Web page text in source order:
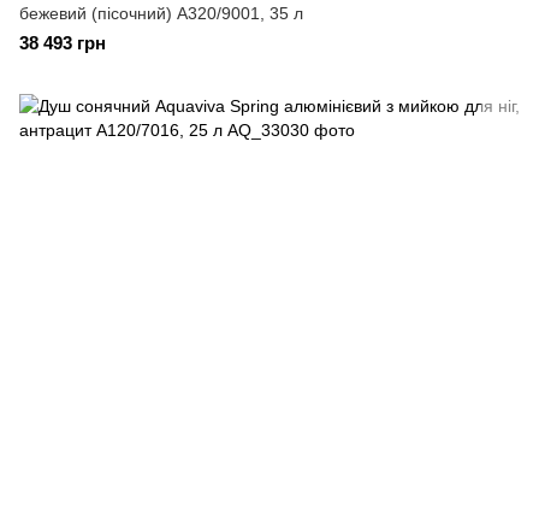
бежевий (пісочний) A320/9001, 35 л
38 493 грн